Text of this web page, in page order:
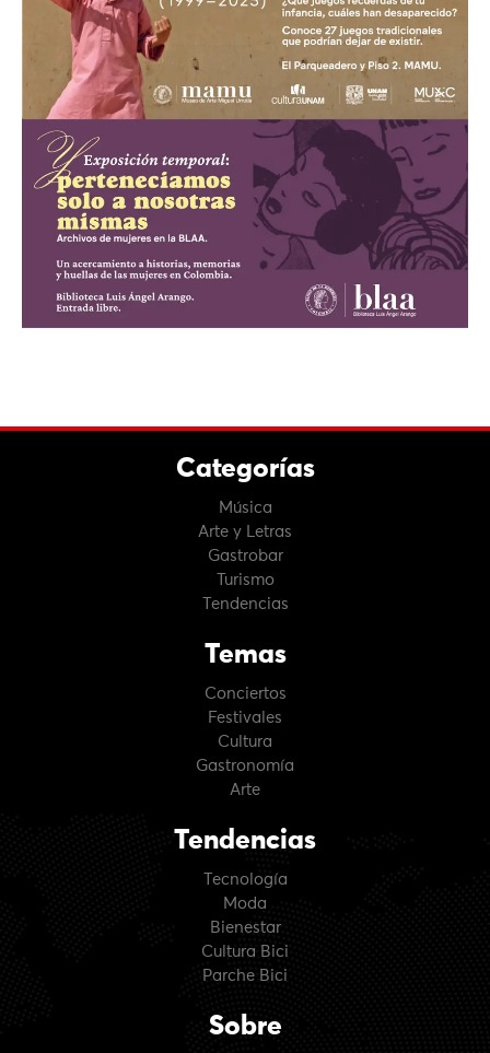
Categorías
Música
Arte y Letras
Gastrobar
Turismo
Tendencias
Temas
Conciertos
Festivales
Cultura
Gastronomía
Arte
Tendencias
Tecnología
Moda
Bienestar
Cultura Bici
Parche Bici
Sobre